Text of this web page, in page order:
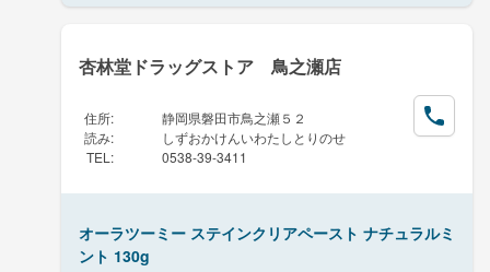
杏林堂ドラッグストア 鳥之瀬店
住所:
静岡県磐田市鳥之瀬５２
読み:
しずおかけんいわたしとりのせ
TEL : 0538-39-3411
オーラツーミー ステインクリアペースト ナチュラルミ
ント 130g